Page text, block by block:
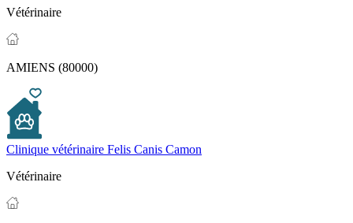
Vétérinaire
AMIENS (80000)
Clinique vétérinaire Felis Canis Camon
Vétérinaire